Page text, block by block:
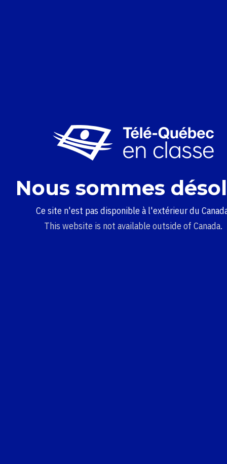
Nous sommes
Ce site n'est pas disponible à l'extérieur du
This website is not available outside of Canada.